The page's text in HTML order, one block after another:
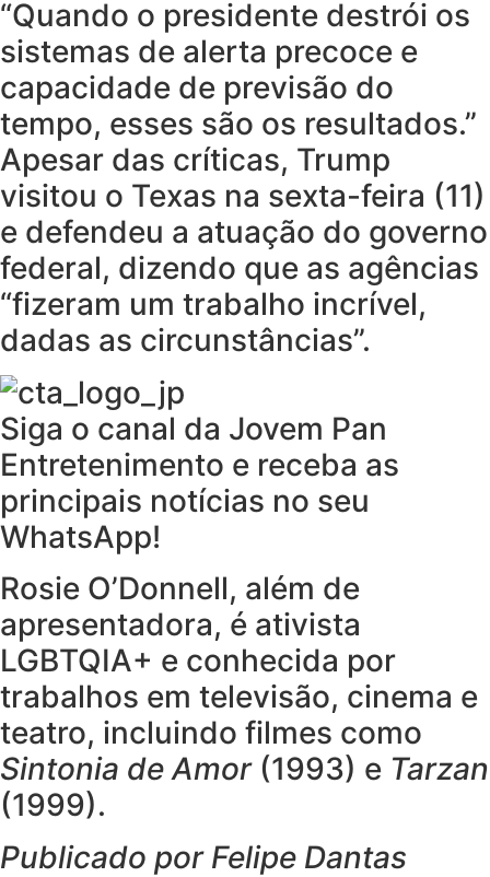
“Quando o presidente destrói os
sistemas de alerta precoce e
capacidade de previsão do
tempo, esses são os resultados.”
Apesar das críticas, Trump
visitou o Texas na sexta-feira (11)
e defendeu a atuação do governo
federal, dizendo que as agências
“fizeram um trabalho incrível,
dadas as circunstâncias”.
Siga o canal da Jovem Pan
Entretenimento e receba as
principais notícias no seu
WhatsApp!
Rosie O’Donnell, além de
apresentadora, é ativista
LGBTQIA+ e conhecida por
trabalhos em televisão, cinema e
teatro, incluindo filmes como
Sintonia de Amor(1993) e Tarzan
(1999).
Publicado por Felipe Dantas